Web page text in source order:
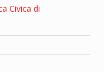
Civica di